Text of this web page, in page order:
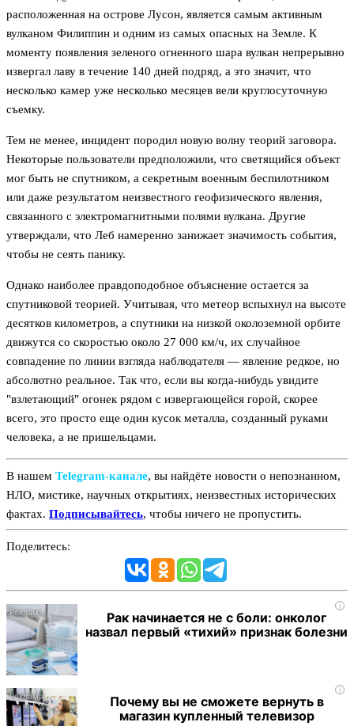
расположенная на острове Лусон, является самым активным
вулканом Филиппин и одним из самых опасных на Земле. К
моменту появления зеленого огненного шара вулкан непрерывно
извергал лаву в течение 140 дней подряд, а это значит, что
несколько камер уже несколько месяцев вели круглосуточную
съемку.
Тем не менее, инцидент породил новую волну теорий заговора.
Некоторые пользователи предположили, что светящийся объект
мог быть не спутником, а секретным военным беспилотником
или даже результатом неизвестного геофизического явления,
связанного с электромагнитными полями вулкана. Другие
утверждали, что Леб намеренно занижает значимость события,
чтобы не сеять панику.
Однако наиболее правдоподобное объяснение остается за
спутниковой теорией. Учитывая, что метеор вспыхнул на высоте
десятков километров, а спутники на низкой околоземной орбите
движутся со скоростью около 27 000 км/ч, их случайное
совпадение по линии взгляда наблюдателя — явление редкое, но
абсолютно реальное. Так что, если вы когда-нибудь увидите
"взлетающий" огонек рядом с извергающейся горой, скорее
всего, это просто еще один кусок металла, созданный руками
человека, а не пришельцами.
В нашем Telegram‑канале, вы найдёте новости о непознанном,
НЛО, мистике, научных открытиях, неизвестных исторических
фактах. Подписывайтесь, чтобы ничего не пропустить.
Поделитесь:
i
Рак начинается не с боли: онколог
назвал первый «тихий» признак болезни
i
Почему вы не сможете вернуть в
магазин купленный телевизор